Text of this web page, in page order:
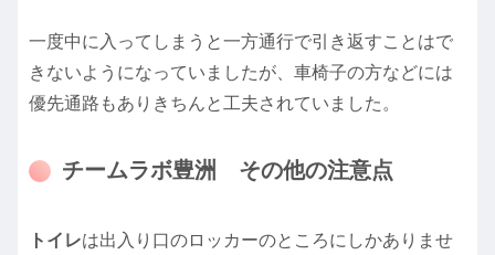
一度中に入ってしまうと一方通行で引き返すことはで
きないようになっていましたが、車椅子の方などには
優先通路もありきちんと工夫されていました。
チームラボ豊洲 その他の注意点
トイレは出入り口のロッカーのところにしかありませ